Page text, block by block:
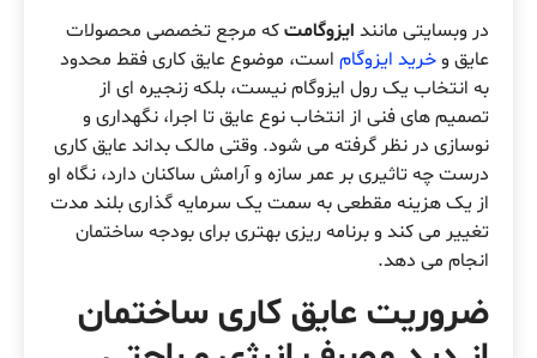
در وبسایتی مانند ایزوگامتکه مرجع تخصصی محصولات
عایق وخرید ایزوگام است، موضوع عایق کاری فقط محدود
به انتخاب یک رول ایزوگام نیست، بلکه زنجیره ای از
تصمیم های فنی از انتخاب نوع عایق تا اجرا، نگهداری و
نوسازی در نظر گرفته می شود. وقتی مالک بداند عایق کاری
درست چه تاثیری بر عمر سازه و آرامش ساکنان دارد، نگاه او
از یک هزینه مقطعی به سمت یک سرمایه گذاری بلند مدت
تغییر می کند و برنامه ریزی بهتری برای بودجه ساختمان
انجام می دهد.
ضروریت عایق کاری ساختمان